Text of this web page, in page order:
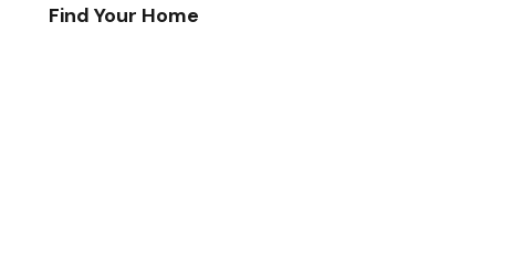
Find Your Home